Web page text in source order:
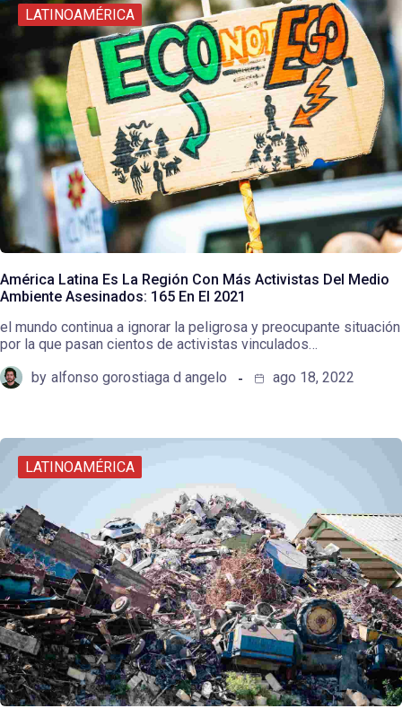
LATINOAMÉRICA
América Latina Es La Región Con Más Activistas Del Medio
Ambiente Asesinados: 165 En El 2021
el mundo continua a ignorar la peligrosa y preocupante situación
por la que pasan cientos de activistas vinculados…
by alfonso gorostiaga d angelo ago 18, 2022
LATINOAMÉRICA